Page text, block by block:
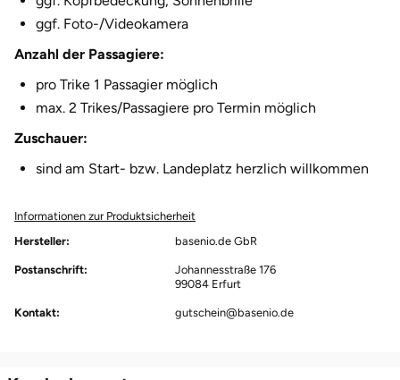
ggf. Foto-/Videokamera
Anzahl der Passagiere:
pro Trike 1 Passagier möglich
max. 2 Trikes/Passagiere pro Termin möglich
Zuschauer:
sind am Start- bzw. Landeplatz herzlich willkommen
Informationen zur Produktsicherheit
Hersteller:
basenio.de GbR
Postanschrift:
Johannesstraße 176
99084 Erfurt
Kontakt: gutschein@basenio.de
Herzogenaurach
Homburg
Horb am Neckar